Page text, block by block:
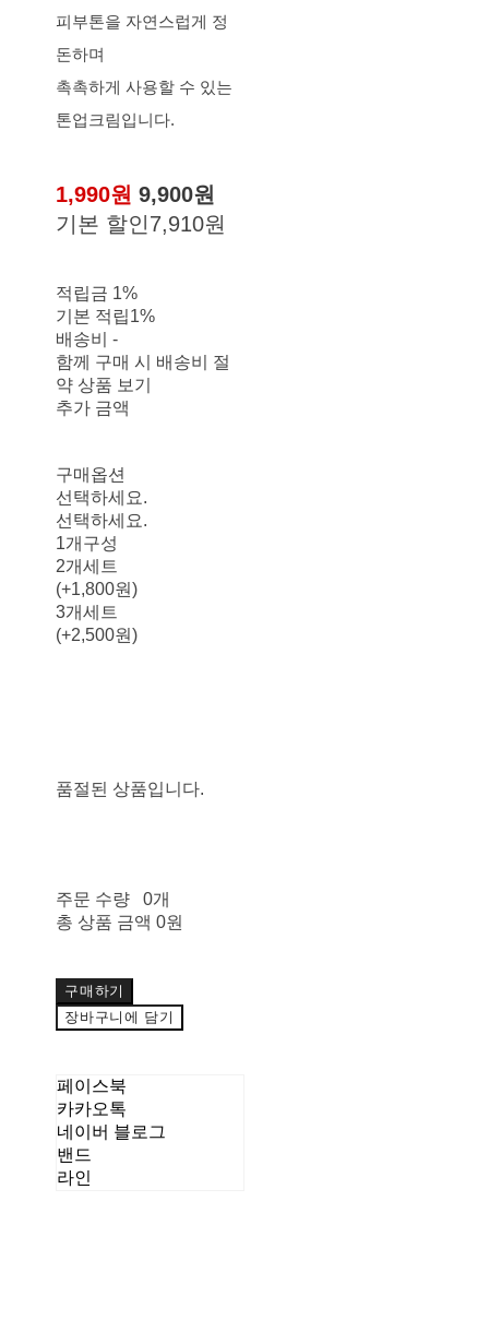
피부톤을 자연스럽게 정
돈하며
촉촉하게 사용할 수 있는
톤업크림입니다.
1,990원9,900원
기본 할인7,910원
적립금 1%
기본 적립1%
배송비-
함께 구매 시 배송비 절
약 상품 보기
추가 금액
구매옵션
선택하세요.
선택하세요.
1개구성
2개세트
(+1,800원)
3개세트
(+2,500원)
품절된 상품입니다.
주문 수량
0개
총 상품 금액 0원
구매하기
장바구니에 담기
페이스북
카카오톡
네이버 블로그
밴드
라인